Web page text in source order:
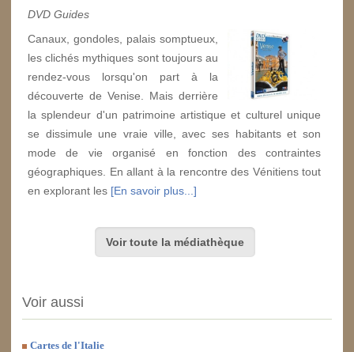
DVD Guides
Canaux, gondoles, palais somptueux,
les clichés mythiques sont toujours au
rendez-vous lorsqu'on part à la
découverte de Venise. Mais derrière
la splendeur d'un patrimoine artistique et culturel unique
se dissimule une vraie ville, avec ses habitants et son
mode de vie organisé en fonction des contraintes
géographiques. En allant à la rencontre des Vénitiens tout
en explorant les [En savoir plus...]
Voir toute la médiathèque
Voir aussi
Cartes de l'Italie